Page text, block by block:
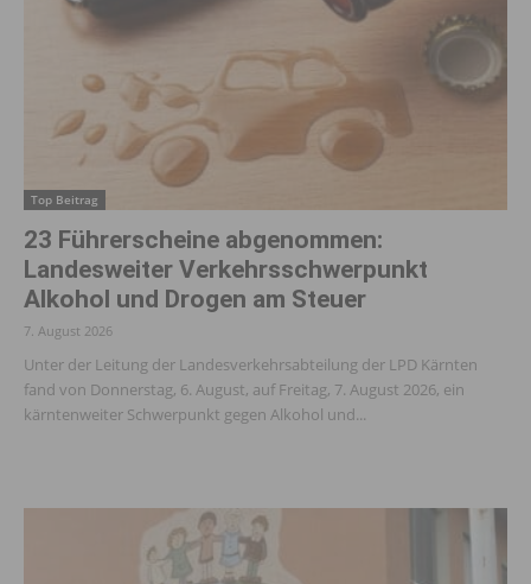
Top Beitrag
23 Führerscheine abgenommen:
Landesweiter Verkehrsschwerpunkt
Alkohol und Drogen am Steuer
7. August 2026
Unter der Leitung der Landesverkehrsabteilung der LPD Kärnten
fand von Donnerstag, 6. August, auf Freitag, 7. August 2026, ein
kärntenweiter Schwerpunkt gegen Alkohol und...